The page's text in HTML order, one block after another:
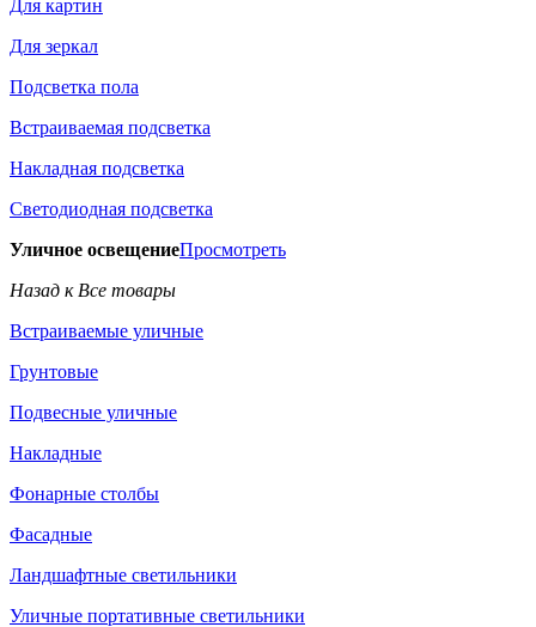
Для картин
Для зеркал
Подсветка пола
Встраиваемая подсветка
Накладная подсветка
Светодиодная подсветка
Уличное освещениеПросмотреть
Назад к Все товары
Встраиваемые уличные
Грунтовые
Подвесные уличные
Накладные
Фонарные столбы
Фасадные
Ландшафтные светильники
Уличные портативные светильники